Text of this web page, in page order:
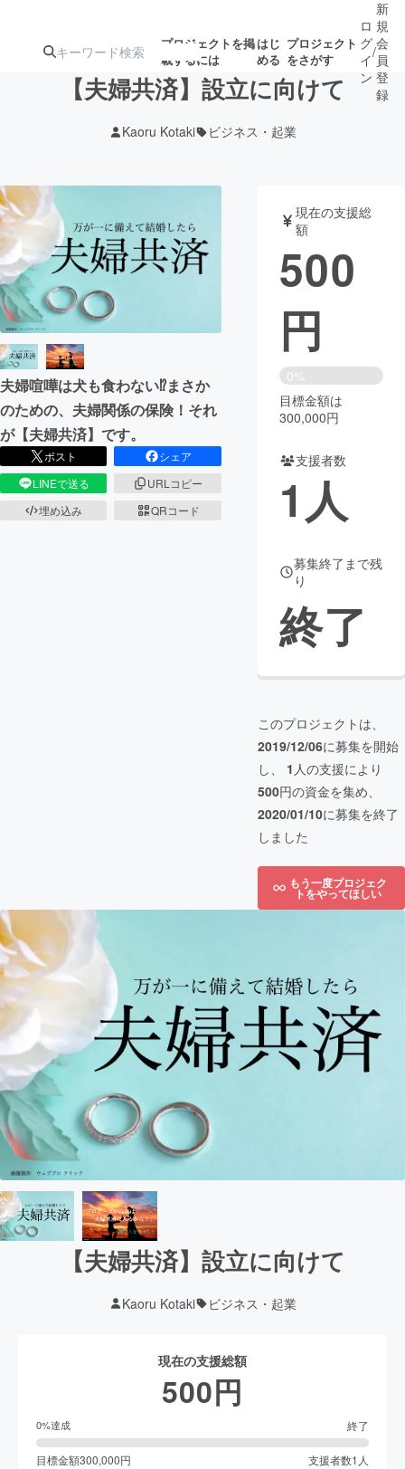
プロジェクトを掲
載するには
はじ
める
プロジェクト
をさがす
アート・写真
テクノロジー・ガジェット ゲーム・サ
ビジネス・起業 チャレンジ
まちづくり・地域活性化
CAMPFIRE for Social Good
CAMPFIRE Creation
CAMPFIREふるさと納税
コミュニティ
ロ
グ
イ
ン
/
新
規
会
員
登
録
【夫婦共済】設立に向けて
Kaoru Kotaki ビジネス・起業
夫婦喧嘩は犬も食わない⁉︎まさか
のための、夫婦関係の保険！それ
が【夫婦共済】です。
ポスト
シェア
LINEで送る
URLコピー
埋め込み
QRコード
現在の支援総
額
500
円
0%
目標金額は
300,000円
支援者数
1人
募集終了まで残
り
終了
このプロジェクトは、
2019/12/06に募集を開始
し、 1 人の支援により
500円の資金を集め、
2020/01/10に募集を終了
しました
もう一度プロジェク
トをやってほしい
【夫婦共済】設立に向けて
Kaoru Kotaki ビジネス・起業
現在の支援総額
500円
0%達成 終了
目標金額300,000円 支援者数1 人